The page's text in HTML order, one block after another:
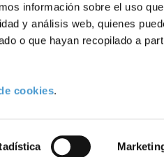
información sobre el uso
y análisis web, quienes
o que hayan recopilado a
cookies.
Política de Cookies Aviso